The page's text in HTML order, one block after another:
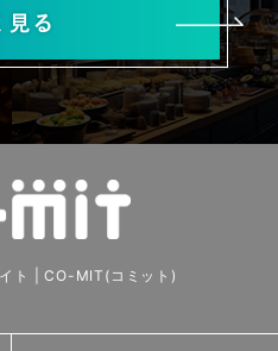
ト | CO-MIT(コミット)